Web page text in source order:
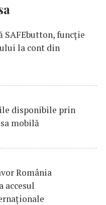
SAFEbutton, funcţie
la cont din
disponibile prin
mobilă
România
accesul